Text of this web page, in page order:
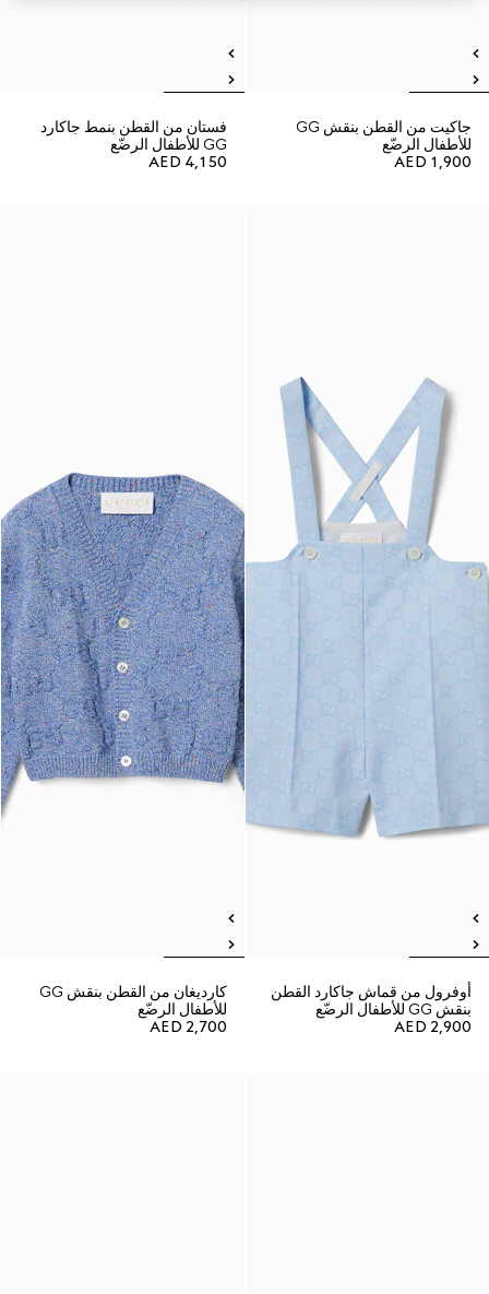
جاكيت من القطن بنقش GG
للأطفال الرضّع
AED 1,900
فستان من القطن بنمط جاكارد
GG للأطفال الرضّع
AED 4,150
أوفرول من قماش جاكارد القطن
بنقش GG للأطفال الرضّع
AED 2,900
كارديغان من القطن بنقش GG
للأطفال الرضّع
AED 2,700